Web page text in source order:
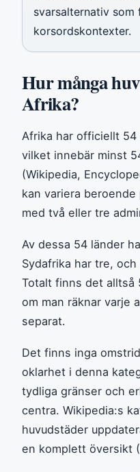
svarsalternativ som
korsordskontexter.
Hur många
Afrika?
Afrika har officiellt 54
vilket innebär minst
(Wikipedia,
kan variera
med två eller tre
Av dessa 54 länder
Sydafrika har tre,
Totalt finns det alltså
om man räknar varje
separat.
Det finns inga
oklarhet i denna
tydliga gränser och
centra. Wikipedia:s
huvudstäder
en komplett översikt